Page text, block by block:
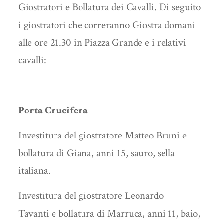
Giostratori e Bollatura dei Cavalli. Di seguito
i giostratori che correranno Giostra domani
alle ore 21.30 in Piazza Grande e i relativi
cavalli:
Porta Crucifera
Investitura del giostratore Matteo Bruni e
bollatura di Giana, anni 15, sauro, sella
italiana.
Investitura del giostratore Leonardo
Tavanti e bollatura di Marruca, anni 11, baio,